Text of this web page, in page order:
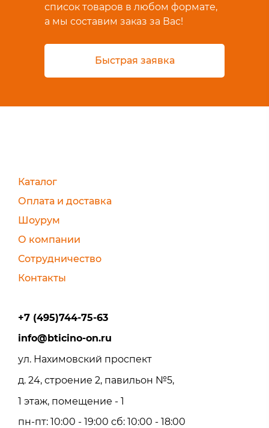
список товаров в любом формате,
а мы составим заказ за Вас!
Быстрая заявка
Каталог
Оплата и доставка
Шоурум
О компании
Сотрудничество
Контакты
+7 (495)744-75-63
info@bticino-on.ru
ул. Нахимовский проспект
д. 24, строение 2, павильон №5,
1 этаж, помещение - 1
пн-пт: 10:00 - 19:00 сб: 10:00 - 18:00